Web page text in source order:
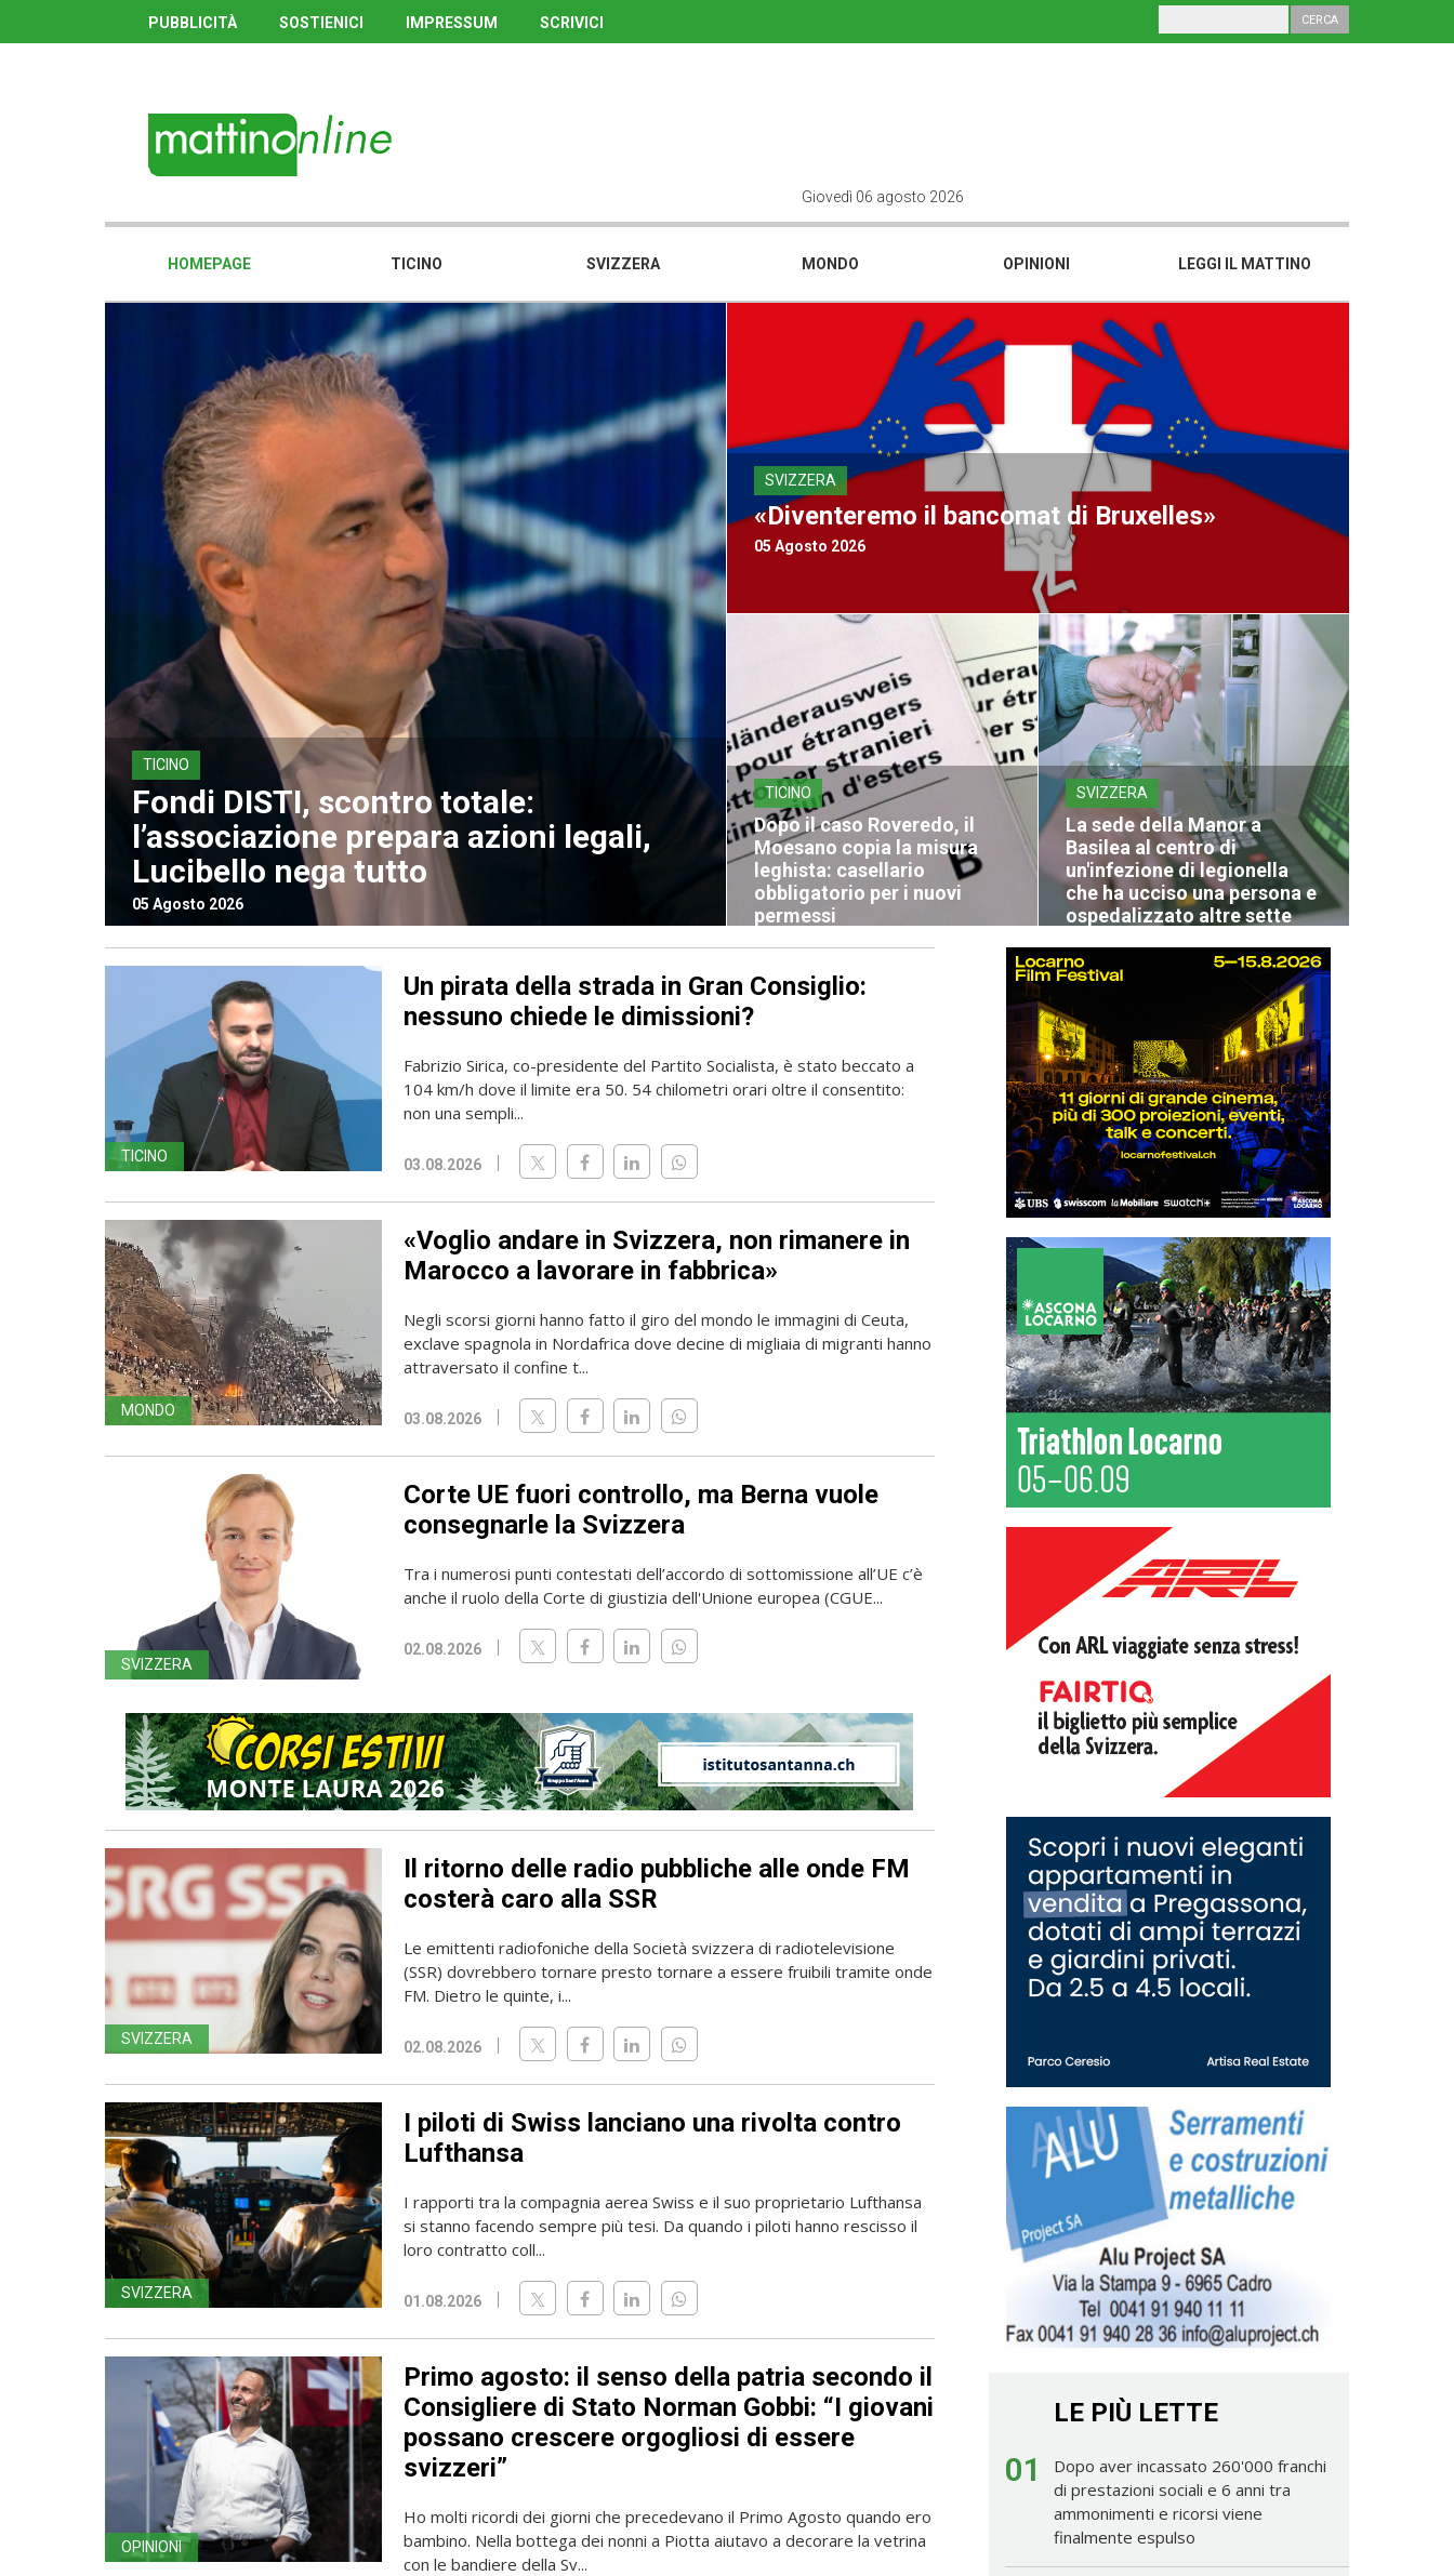
PUBBLICITÀ SOSTIENICI IMPRESSUM SCRIVICI
Giovedì 06 agosto 2026
HOMEPAGE TICINO SVIZZERA MONDO OPINIONI LEGGI IL MATTINO
TICINO
Fondi DISTI, scontro totale:
l’associazione prepara azioni legali,
Lucibello nega tutto
05 Agosto 2026
SVIZZERA
«Diventeremo il bancomat di Bruxelles»
05 Agosto 2026
TICINO
Dopo il caso Roveredo, il
Moesano copia la misura
leghista: casellario
obbligatorio per i nuovi
permessi
SVIZZERA
La sede della Manor a
Basilea al centro di
un'infezione di legionella
che ha ucciso una persona e
ospedalizzato altre sette
TICINO
Un pirata della strada in Gran Consiglio:
nessuno chiede le dimissioni?
Fabrizio Sirica, co-presidente del Partito Socialista, è stato beccato a
104 km/h dove il limite era 50. 54 chilometri orari oltre il consentito:
non una sempli...
03.08.2026
MONDO
«Voglio andare in Svizzera, non rimanere in
Marocco a lavorare in fabbrica»
Negli scorsi giorni hanno fatto il giro del mondo le immagini di Ceuta,
exclave spagnola in Nordafrica dove decine di migliaia di migranti hanno
attraversato il confine t...
03.08.2026
SVIZZERA
Corte UE fuori controllo, ma Berna vuole
consegnarle la Svizzera
Tra i numerosi punti contestati dell’accordo di sottomissione all’UE c’è
anche il ruolo della Corte di giustizia dell'Unione europea (CGUE...
02.08.2026
SVIZZERA
Il ritorno delle radio pubbliche alle onde FM
costerà caro alla SSR
Le emittenti radiofoniche della Società svizzera di radiotelevisione
(SSR) dovrebbero tornare presto tornare a essere fruibili tramite onde
FM. Dietro le quinte, i...
02.08.2026
SVIZZERA
I piloti di Swiss lanciano una rivolta contro
Lufthansa
I rapporti tra la compagnia aerea Swiss e il suo proprietario Lufthansa
si stanno facendo sempre più tesi. Da quando i piloti hanno rescisso il
loro contratto coll...
01.08.2026
OPINIONI
Primo agosto: il senso della patria secondo il
Consigliere di Stato Norman Gobbi: “I giovani
possano crescere orgogliosi di essere
svizzeri”
Ho molti ricordi dei giorni che precedevano il Primo Agosto quando ero
bambino. Nella bottega dei nonni a Piotta aiutavo a decorare la vetrina
con le bandiere della Sv...
LE PIÙ LETTE
01
Dopo aver incassato 260'000 franchi
di prestazioni sociali e 6 anni tra
ammonimenti e ricorsi viene
finalmente espulso